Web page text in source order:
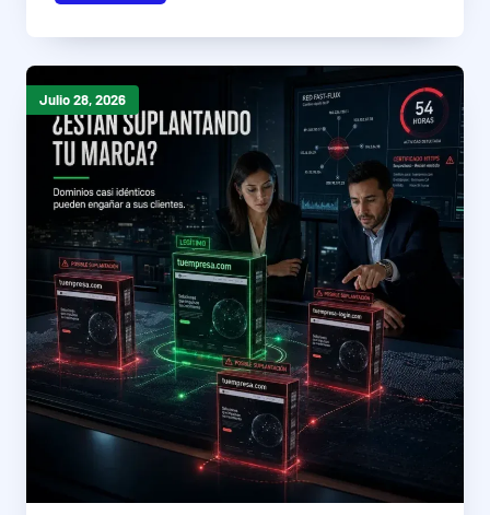
Julio 28, 2026